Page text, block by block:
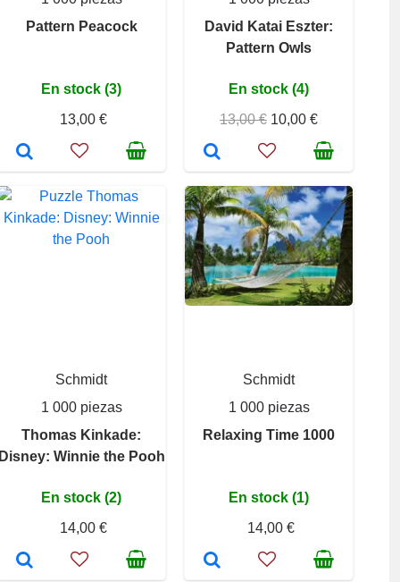
Pattern Peacock
En stock (3)
13,00 €
David Katai Eszter:
Pattern Owls
En stock (4)
13,00 € 10,00 €
Schmidt
1 000 piezas
Thomas Kinkade:
Winnie the Pooh
En stock (2)
14,00 €
Schmidt
1 000 piezas
Relaxing Time 1000
En stock (1)
14,00 €